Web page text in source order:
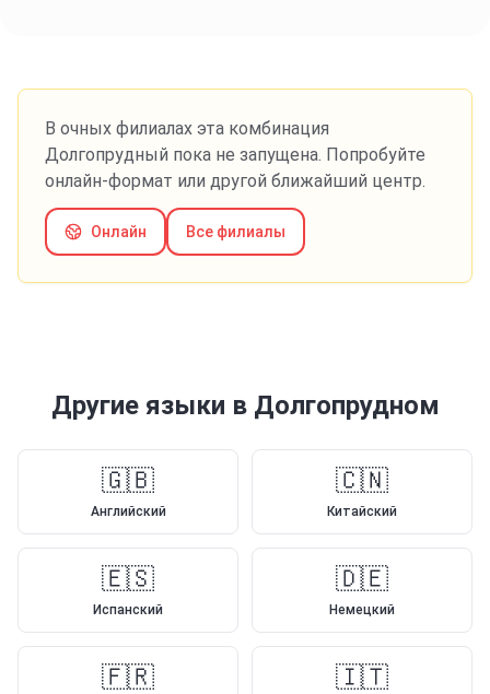
В очных филиалах эта комбинация
Долгопрудный пока не запущена. Попробуйте
онлайн-формат или другой ближайший центр.
Онлайн Все филиалы
Другие языки в Долгопрудном
🇬🇧
Английский
🇨🇳
Китайский
🇪🇸
Испанский
🇩🇪
Немецкий
🇫🇷 🇮🇹